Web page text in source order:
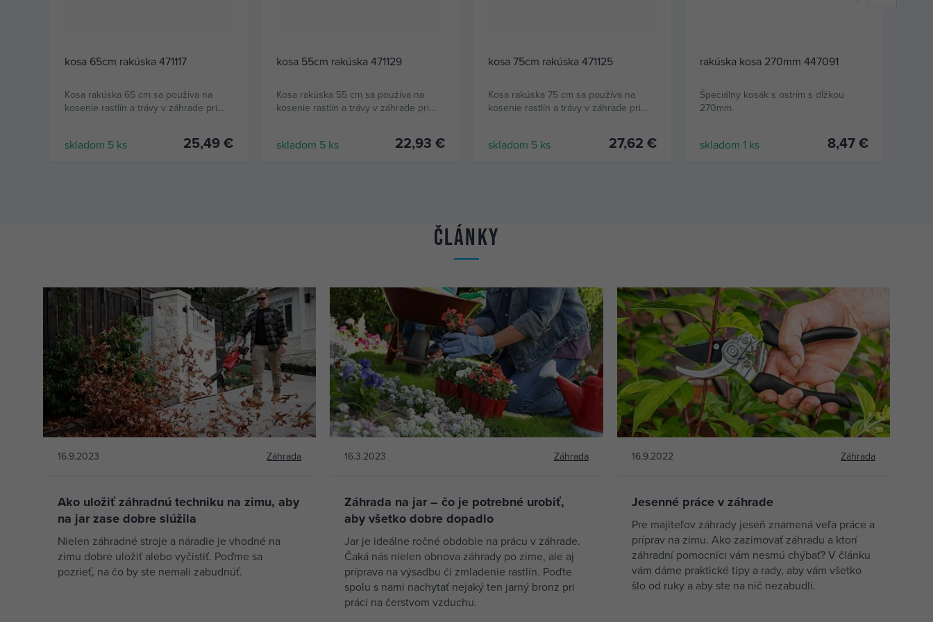
kosa 65cm rakúska 471117
Kosa rakúska 65 cm sa používa na
kosenie rastlín a trávy v záhrade pri
skladom 5 ks 25,49 €
kosa 55cm rakúska 471129
Kosa rakúska 55 cm sa používa na
kosenie rastlín a trávy v záhrade pri
skladom 5 ks 22,93 €
kosa 75cm rakúska 471125
Kosa rakúska 75 cm sa používa na
kosenie rastlín a trávy v záhrade pri
skladom 5 ks 27,62 €
rakúska kosa 270mm 447091
Špeciálny kosák s ostrím s dĺžkou
270mm
skladom 1 ks 8,47 €
Články
16.9.2023 Záhrada
Ako uložiť záhradnú techniku na zimu, aby
na jar zase dobre slúžila
Nielen záhradné stroje a náradie je vhodné na
zimu dobre uložiť alebo vyčistiť. Poďme sa
pozrieť, na čo by ste nemali zabudnúť.
16.3.2023 Záhrada
Záhrada na jar – čo je potrebné urobiť,
aby všetko dobre dopadlo
Jar je ideálne ročné obdobie na prácu v záhrade.
Čaká nás nielen obnova záhrady po zime, ale aj
príprava na výsadbu či zmladenie rastlín. Poďte
spolu s nami nachytať nejaký ten jarný bronz pri
práci na čerstvom vzduchu.
16.9.2022 Záhrada
Jesenné práce v záhrade
Pre majiteľov záhrady jeseň znamená veľa práce a
príprav na zimu. Ako zazimovať záhradu a ktorí
záhradní pomocníci vám nesmú chýbať? V článku
vám dáme praktické tipy a rady, aby vám všetko
šlo od ruky a aby ste na nič nezabudli.